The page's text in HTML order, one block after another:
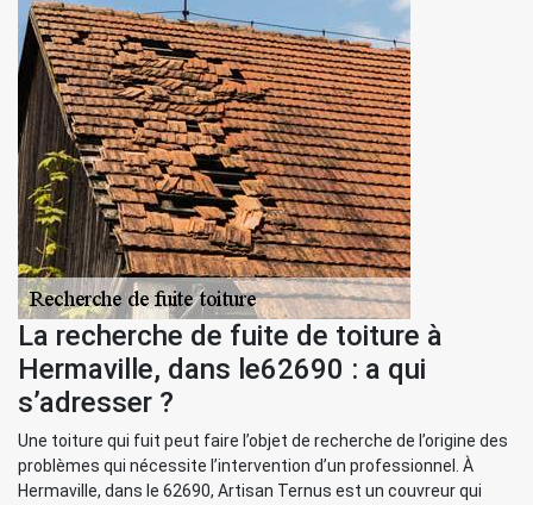
La recherche de fuite de toiture à
Hermaville, dans le62690 : a qui
s’adresser ?
Une toiture qui fuit peut faire l’objet de recherche de l’origine des
problèmes qui nécessite l’intervention d’un professionnel. À
Hermaville, dans le 62690, Artisan Ternus est un couvreur qui